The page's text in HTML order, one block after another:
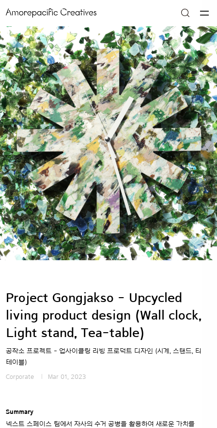
Project Gongjakso - Upcycled
living product design (Wall clock,
Light stand, Tea-table)
공작소 프로젝트 - 업사이클링 리빙 프로덕트 디자인 (시계, 스탠드, 티
테이블)
Corporate Mar 01, 2023
Summary
넥스트 스페이스 팀에서 자사의 수거 공병을 활용하여 새로운 가치를